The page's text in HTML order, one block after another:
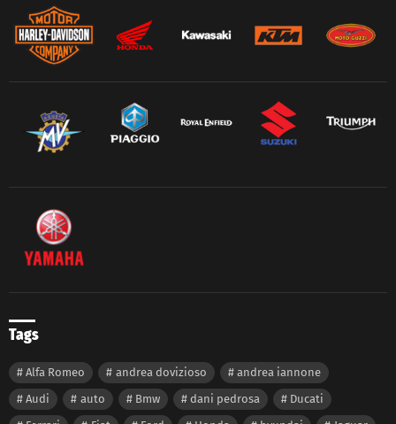
Tags
Alfa Romeo andrea dovizioso
andrea iannone
Audi
auto Bmw dani pedrosa
Ducati